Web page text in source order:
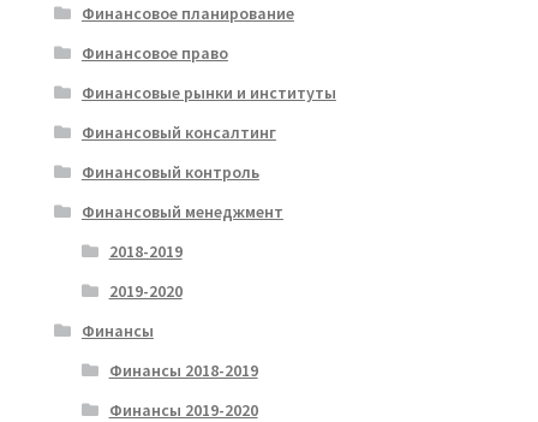
Финансовое планирование
Финансовое право
Финансовые рынки и институты
Финансовый консалтинг
Финансовый контроль
Финансовый менеджмент
2018-2019
2019-2020
Финансы
Финансы 2018-2019
Финансы 2019-2020